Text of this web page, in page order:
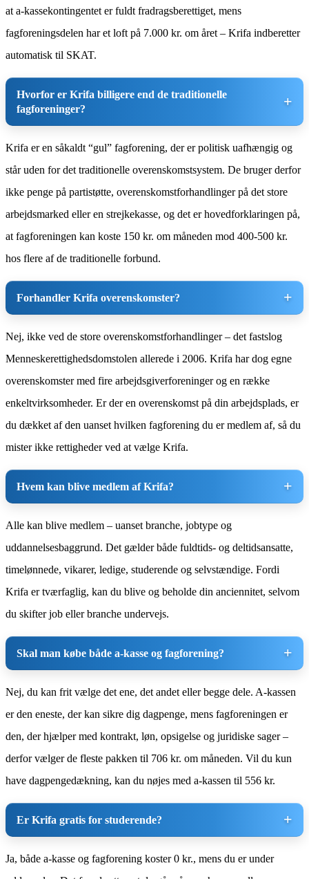
at a-kassekontingentet er fuldt fradragsberettiget, mens
fagforeningsdelen har et loft på 7.000 kr. om året – Krifa indberetter
automatisk til SKAT.
Hvorfor er Krifa billigere end de traditionelle
fagforeninger?
Krifa er en såkaldt “gul” fagforening, der er politisk uafhængig og
står uden for det traditionelle overenskomstsystem. De bruger derfor
ikke penge på partistøtte, overenskomstforhandlinger på det store
arbejdsmarked eller en strejkekasse, og det er hovedforklaringen på,
at fagforeningen kan koste 150 kr. om måneden mod 400-500 kr.
hos flere af de traditionelle forbund.
Forhandler Krifa overenskomster?
Nej, ikke ved de store overenskomstforhandlinger – det fastslog
Menneskerettighedsdomstolen allerede i 2006. Krifa har dog egne
overenskomster med fire arbejdsgiverforeninger og en række
enkeltvirksomheder. Er der en overenskomst på din arbejdsplads, er
du dækket af den uanset hvilken fagforening du er medlem af, så du
mister ikke rettigheder ved at vælge Krifa.
Hvem kan blive medlem af Krifa?
Alle kan blive medlem – uanset branche, jobtype og
uddannelsesbaggrund. Det gælder både fuldtids- og deltidsansatte,
timelønnede, vikarer, ledige, studerende og selvstændige. Fordi
Krifa er tværfaglig, kan du blive og beholde din anciennitet, selvom
du skifter job eller branche undervejs.
Skal man købe både a-kasse og fagforening?
Nej, du kan frit vælge det ene, det andet eller begge dele. A-kassen
er den eneste, der kan sikre dig dagpenge, mens fagforeningen er
den, der hjælper med kontrakt, løn, opsigelse og juridiske sager –
derfor vælger de fleste pakken til 706 kr. om måneden. Vil du kun
have dagpengedækning, kan du nøjes med a-kassen til 556 kr.
Er Krifa gratis for studerende?
Ja, både a-kasse og fagforening koster 0 kr., mens du er under